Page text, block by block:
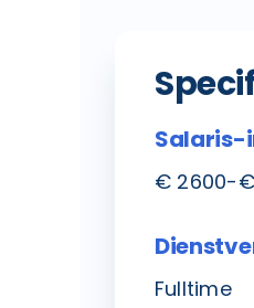
€ 2600-
Fulltime